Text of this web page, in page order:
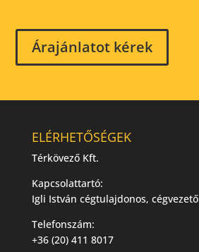
Árajánlatot kérek
ELÉRHETŐSÉGEK
Térkövező Kft.
Kapcsolattartó:
Igli István cégtulajdonos, cégvezető
Telefonszám:
+36 (20) 411 8017